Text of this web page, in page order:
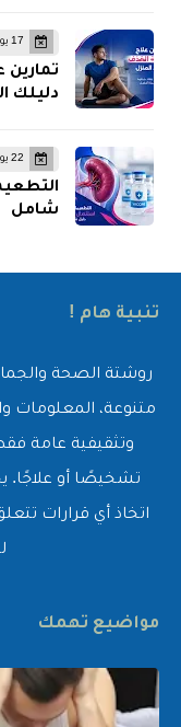
17 يونيو 2026
تمارين
دليلك
22 يونيو 2026
شامل
تنبية هام !
روشتة الصحة
متنوعة، المعلومات
وتثقيفية عامة
تشخيصًا أو
اتخاذ أي قرارات
مواضيع تهمك